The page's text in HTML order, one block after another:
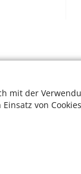
mit der
von